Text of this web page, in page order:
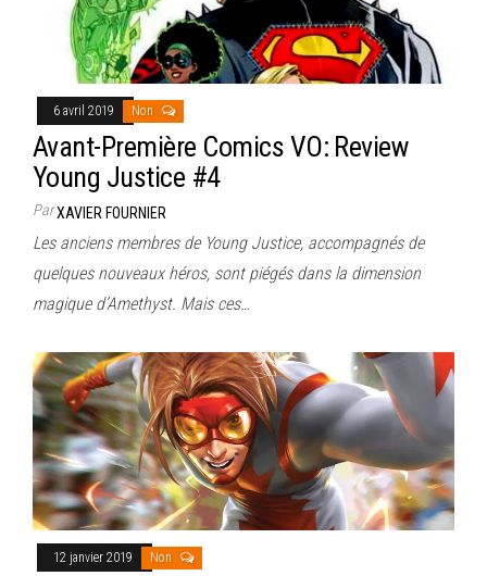
6 avril 2019 Non
Avant-Première Comics VO: Review
Young Justice #4
ParXAVIER FOURNIER
Les anciens membres de Young Justice, accompagnés de
quelques nouveaux héros, sont piégés dans la dimension
magique d’Amethyst. Mais ces…
12 janvier 2019 Non